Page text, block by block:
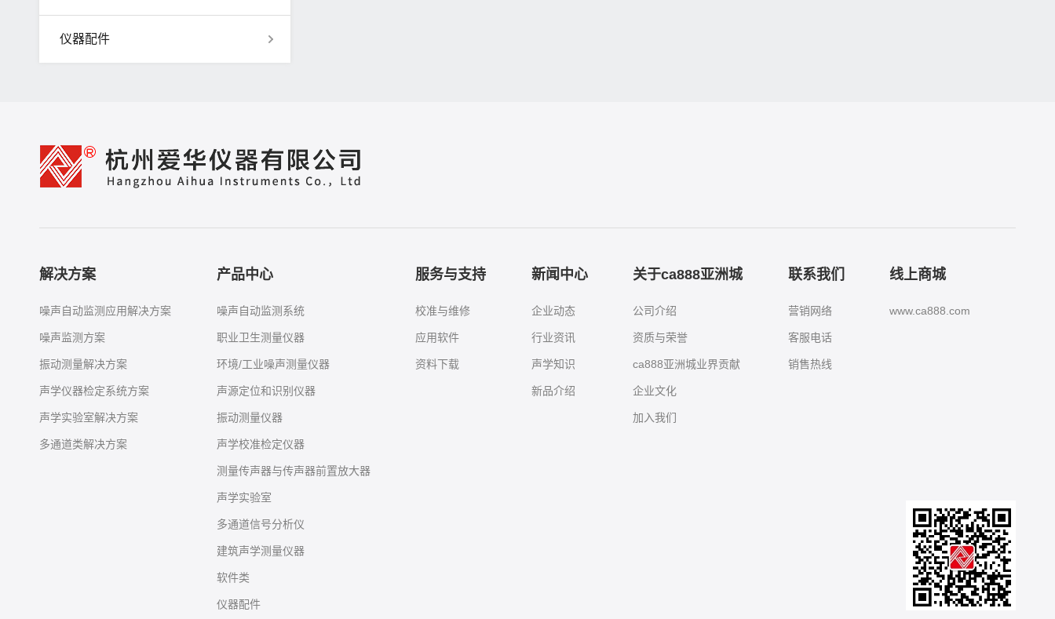
仪器配件
解决方案
噪声自动监测应用解决方案
噪声监测方案
振动测量解决方案
声学仪器检定系统方案
声学实验室解决方案
多通道类解决方案
产品中心
噪声自动监测系统
职业卫生测量仪器
环境/工业噪声测量仪器
声源定位和识别仪器
振动测量仪器
声学校准检定仪器
测量传声器与传声器前置放大器
声学实验室
多通道信号分析仪
建筑声学测量仪器
软件类
仪器配件
服务与支持
校准与维修
应用软件
资料下载
新闻中心
企业动态
行业资讯
声学知识
新品介绍
关于ca888亚洲城
公司介绍
资质与荣誉
ca888亚洲城业界贡献
企业文化
加入我们
联系我们
营销网络
客服电话
销售热线
线上商城
www.ca888.com